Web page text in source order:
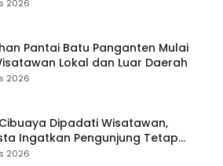
2026
Pantai Batu Panganten Mulai
Lokal dan Luar Daerah
2026
Dipadati Wisatawan,
Ingatkan Pengunjung Tetap
2026